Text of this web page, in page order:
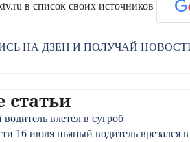
в список своих источников
НА ДЗЕН И ПОЛУЧАЙ
влетел в сугроб
16 июля пьяный водитель врезался